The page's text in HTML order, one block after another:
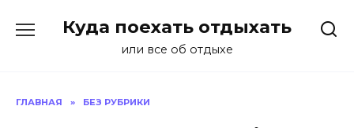
Куда поехать отдыхать
или все об отдыхе
ГЛАВНАЯ » БЕЗ РУБРИКИ